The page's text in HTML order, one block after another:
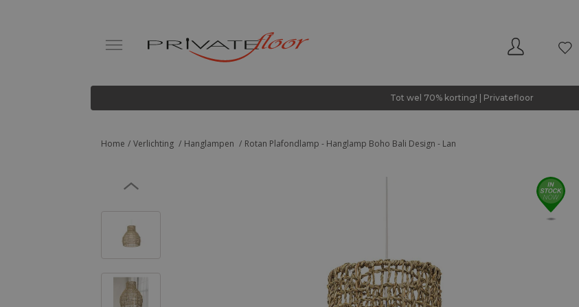
Tot wel 70% korting! | Privatefloor
Home Verlichting Hanglampen Rotan Plafondlamp - Hanglamp Boho Bali Design - Lan